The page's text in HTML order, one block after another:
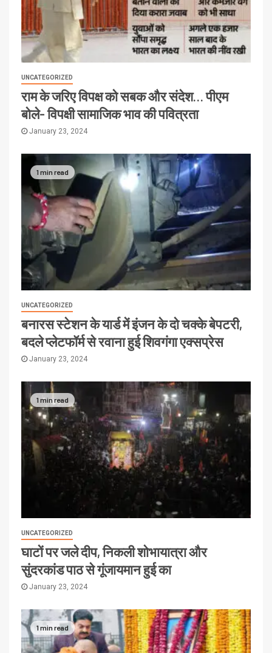
UNCATEGORIZED
राम के जरिए विपक्ष को सबक और संदेश… पीएम
बोले- विपक्षी सामाजिक भाव की पवित्रता
January 23, 2024
1 min read
UNCATEGORIZED
बनारस स्टेशन के यार्ड में इंजन के दो चक्के बेपटरी,
बदले प्लेटफॉर्म से रवाना हुई शिवगंगा एक्सप्रेस
January 23, 2024
1 min read
UNCATEGORIZED
घाटों पर जले दीप, निकली शोभायात्रा और
सुंदरकांड पाठ से गूंजायमान हुई का
January 23, 2024
1 min read